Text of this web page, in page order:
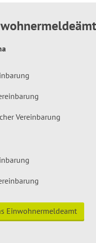
Vereinbarung
Einwohnermeldeamt